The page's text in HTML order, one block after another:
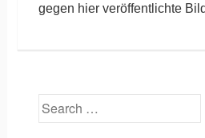
gegen hier veröffentlichte
Search